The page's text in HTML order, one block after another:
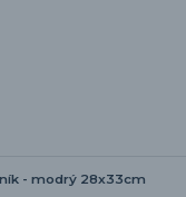
- modrý 28x33cm